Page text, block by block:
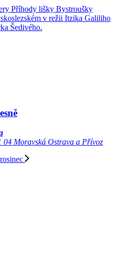
Příhody lišky Bystroušky
v režii Itzika Galiliho
Šedivého.
04 Moravská Ostrava a Přívoz